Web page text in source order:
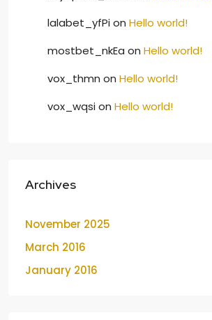
lalabet_yfPion Hello world!
mostbet_nkEa on Hello world!
vox_thmn on Hello world!
vox_wqsion Hello world!
Archives
November 2025
March 2016
January 2016